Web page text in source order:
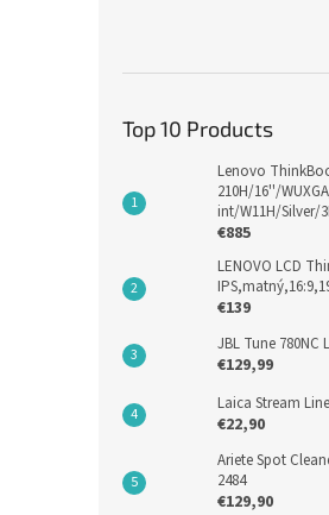
Top 10 Products
Lenovo
210H/16''/
int/W11H/Silver/
€885
LENOVO LCD
€139
JBL Tune 780NC
€129,99
Laica Stream
€22,90
Ariete Spot
2484
€129,90